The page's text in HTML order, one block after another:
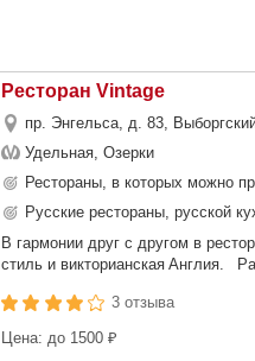
Ресторан Vintage
пр. Энгельса, д. 83,
Удельная, Озерки
Рестораны, в которых можно
Русские рестораны, русской
В гармонии друг с другом в
стиль и викторианская Англия.
3 отзыва
Цена: до 1500 ₽